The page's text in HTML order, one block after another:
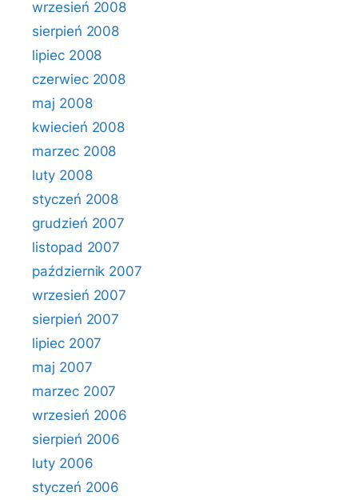
wrzesień 2008
sierpień 2008
lipiec 2008
czerwiec 2008
maj 2008
kwiecień 2008
marzec 2008
luty 2008
styczeń 2008
grudzień 2007
listopad 2007
październik 2007
wrzesień 2007
sierpień 2007
lipiec 2007
maj 2007
marzec 2007
wrzesień 2006
sierpień 2006
luty 2006
styczeń 2006